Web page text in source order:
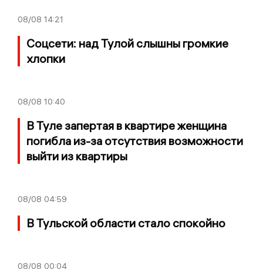
08/08 14:21
Соцсети: над Тулой слышны громкие
хлопки
08/08 10:40
В Туле запертая в квартире женщина
погибла из-за отсутствия возможности
выйти из квартиры
08/08 04:59
В Тульской области стало спокойно
08/08 00:04